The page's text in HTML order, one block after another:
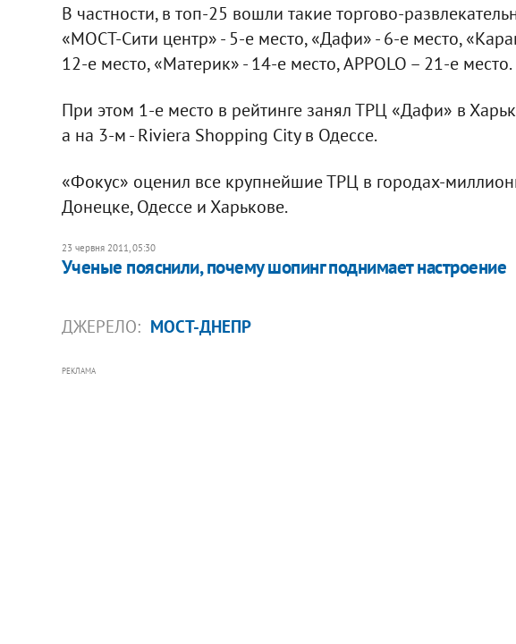
В частности, в топ-25 вошли такие торгово-
«МОСТ-Сити центр» - 5-е место, «Дафи» - 6-е место,
12-е место, «Материк» - 14-е место, APPOLO – 21-е место.
При этом 1-е место в рейтинге занял ТРЦ «Дафи» в
а на 3-м - Riviera Shopping City в Одессе.
«Фокус» оценил все крупнейшие ТРЦ в городах-
Донецке, Одессе и Харькове.
23 червня 2011, 05:30
Ученые пояснили, почему шопинг поднимает настроение
ДЖЕРЕЛО: МОСТ-ДНЕПР
РЕКЛАМА